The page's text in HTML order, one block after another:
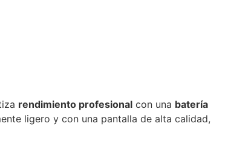
rendimiento profesional con una batería
ligero y con una pantalla de alta calidad,